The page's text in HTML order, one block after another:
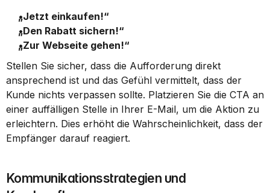
„Jetzt einkaufen!“
„Den Rabatt sichern!“
„Zur Webseite gehen!“
Stellen Sie sicher, dass die Aufforderung direkt
ansprechend ist und das Gefühl vermittelt, dass der
Kunde nichts verpassen sollte. Platzieren Sie die CTA an
einer auffälligen Stelle in Ihrer E-Mail, um die Aktion zu
erleichtern. Dies erhöht die Wahrscheinlichkeit, dass der
Empfänger darauf reagiert.
Kommunikationsstrategien und